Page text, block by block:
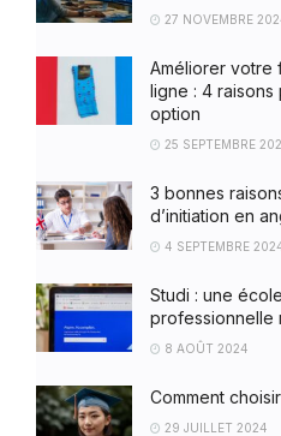
27 NOVEMBRE
Améliorer votre
ligne : 4
option
25 SEPTEMBRE
3 bonnes
d’initiation en
4 SEPTEMBRE
Studi : une
professionnelle
8 AOÛT 2024
Comment
29 JUILLET 2024